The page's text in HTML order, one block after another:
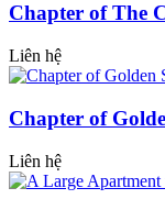
Chapter of The
Liên hệ
Chapter of
Liên hệ